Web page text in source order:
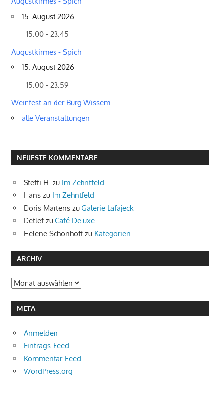
15. August 2026
15:00 - 23:45
Augustkirmes - Spich
15. August 2026
15:00 - 23:59
Weinfest an der Burg Wissem
alle Veranstaltungen
NEUESTE KOMMENTARE
Steffi H. zu Im Zehntfeld
Hans zu Im Zehntfeld
Doris Martens zu Galerie Lafajeck
Detlefzu Café Deluxe
Helene Schönhoff zu Kategorien
ARCHIV
Archiv
META
Anmelden
Eintrags-Feed
Kommentar-Feed
WordPress.org